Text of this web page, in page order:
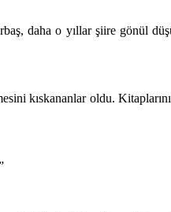
daha o yıllar şiire gönül
kıskananlar oldu.